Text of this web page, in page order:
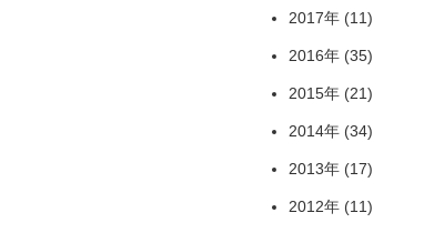
2017年 (11)
2016年 (35)
2015年 (21)
2014年 (34)
2013年 (17)
2012年 (11)